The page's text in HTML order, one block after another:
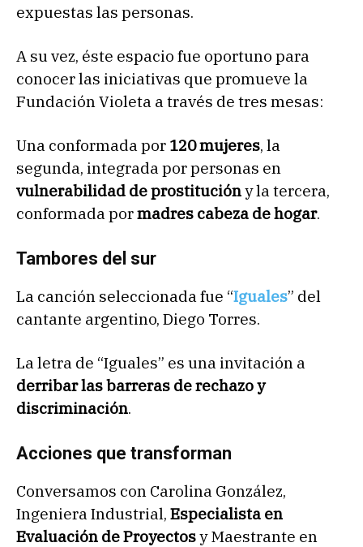
expuestas las personas.
A su vez, éste espacio fue oportuno para
conocer las iniciativas que promueve la
Fundación Violeta a través de tres mesas:
Una conformada por 120 mujeres, la
segunda, integrada por personas en
vulnerabilidad de prostitucióny la tercera,
conformada pormadres cabeza de hogar.
Tambores del sur
La canción seleccionada fue “Iguales” del
cantante argentino, Diego Torres.
La letra de “Iguales” es una invitación a
derribar las barreras de rechazo y
discriminación.
Acciones que transforman
Conversamos con Carolina González,
Ingeniera Industrial, Especialista en
Evaluación de Proyectosy Maestrante en